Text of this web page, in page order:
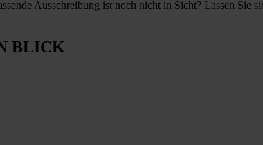
Ausschreibung ist noch nicht in Sicht? Lassen Sie
BLICK